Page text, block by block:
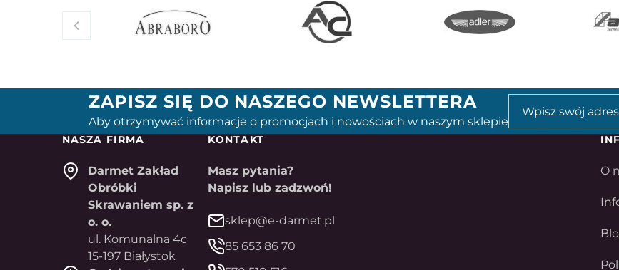
ZAPISZ SIĘ DO NASZEGO NEWSLETTERA
Aby otrzymywać informacje o promocjach i nowościach w naszym sklepie
NASZA FIRMA
Darmet Zakład
Obróbki
Skrawaniem sp. z
o. o.
ul. Komunalna 4c
15-197 Białystok
KONTAKT
Masz pytania?
Napisz lub zadzwoń!
sklep@e-darmet.pl
85 653 86 70
O